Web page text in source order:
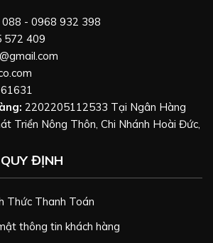
- 0968 932 398
572 409
2202205112533 Tại Ngân Hàng
Triển Nông Thôn, Chi Nhánh Hoài Đức,
ĐỊNH
Thức Thanh Toán
thông tin khách hàng